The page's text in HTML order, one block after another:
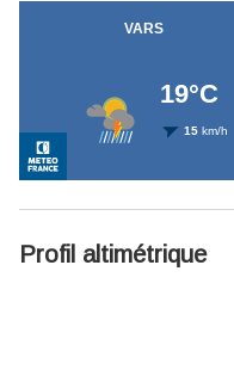
Profil altimétrique